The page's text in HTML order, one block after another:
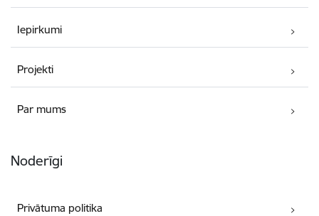
Iepirkumi
Projekti
Par mums
Noderīgi
Privātuma politika